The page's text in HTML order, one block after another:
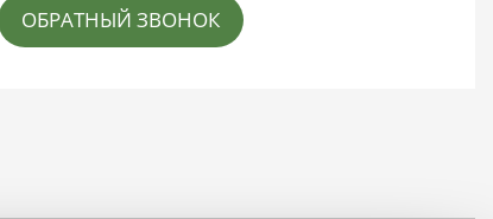
ОБРАТНЫЙ ЗВОНОК